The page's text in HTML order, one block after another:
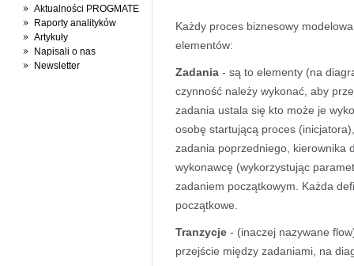
Aktualności PROGMATE
Raporty analityków
Artykuły
Napisali o nas
Newsletter
Każdy proces biznesowy
elementów:
Zadania - są to elementy (na
czynność należy wykonać, aby
zadania ustala się kto może je
osobę startującą proces
zadania poprzedniego, kierownika
wykonawcę (wykorzystując
zadaniem początkowym. Każda
początkowe.
Tranzycje - (inaczej nazywane
przejście między zadaniami, na